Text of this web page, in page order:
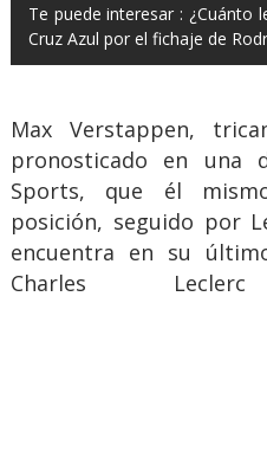
Te puede interesar : ¿Cuánto
Cruz Azul por el fichaje de
Max Verstappen,
pronosticado en una
Sports, que él
posición, seguido por
encuentra en su
Charles